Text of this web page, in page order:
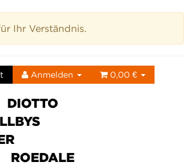
Ihr Verständnis.
Anmelden 0,00 €
DIOTTO
ROEDALE